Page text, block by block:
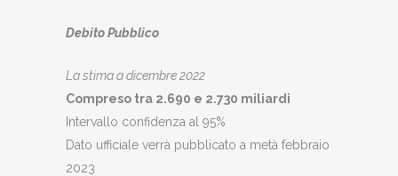
Debito Pubblico
La stima a dicembre 2022
Compreso tra 2.690 e 2.730 miliardi
Intervallo confidenza al 95%
Dato ufficiale verrà pubblicato a metà febbraio
2023